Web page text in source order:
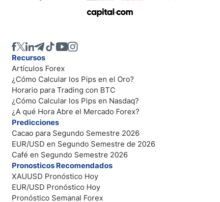
Recursos
Artículos Forex
¿Cómo Calcular los Pips en el Oro?
Horario para Trading con BTC
¿Cómo Calcular los Pips en Nasdaq?
¿A qué Hora Abre el Mercado Forex?
Predicciones
Cacao para Segundo Semestre 2026
EUR/USD en Segundo Semestre de 2026
Café en Segundo Semestre 2026
Pronosticos Recomendados
XAUUSD Pronóstico Hoy
EUR/USD Pronóstico Hoy
Pronóstico Semanal Forex